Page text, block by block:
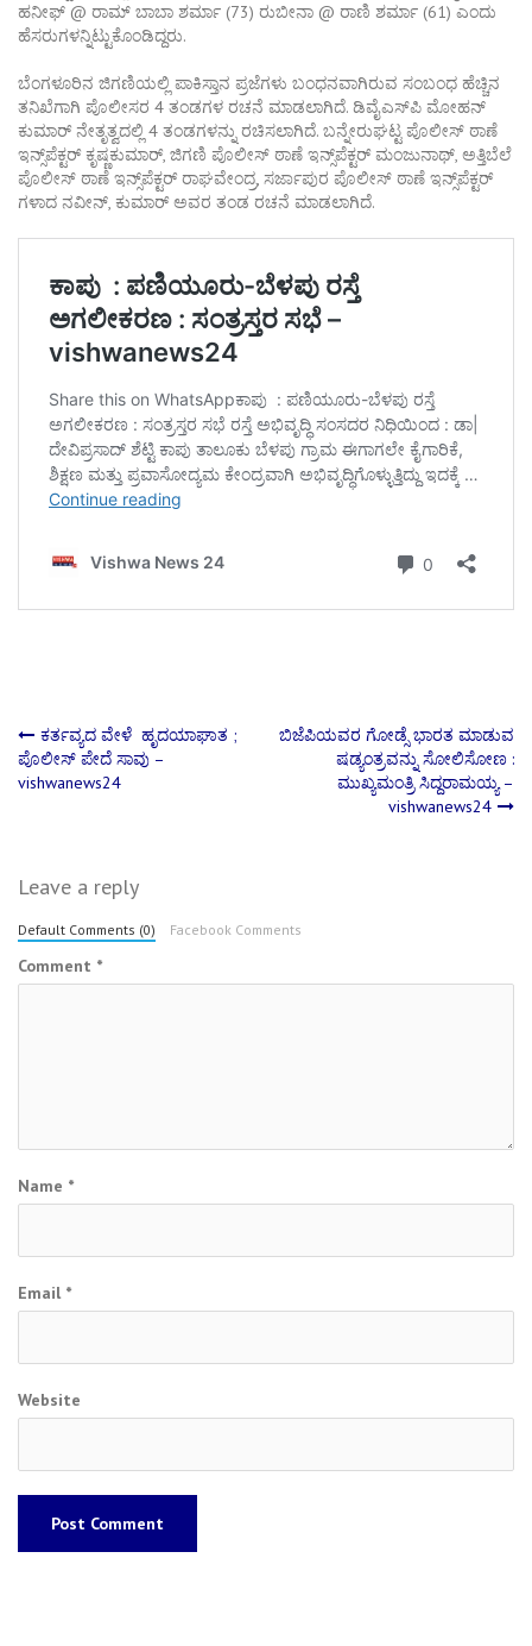
ಹನೀಫ್ @ ರಾಮ್ ಬಾಬಾ ಶರ್ಮಾ (73) ರುಬೀನಾ @ ರಾಣಿ ಶರ್ಮಾ (61) ಎಂದು
ಹೆಸರುಗಳನ್ನಿಟ್ಟುಕೊಂಡಿದ್ದರು.
ಬೆಂಗಳೂರಿನ ಜಿಗಣಿಯಲ್ಲಿ ಪಾಕಿಸ್ತಾನ ಪ್ರಜೆಗಳು ಬಂಧನವಾಗಿರುವ ಸಂಬಂಧ ಹೆಚ್ಚಿನ
ತನಿಖೆಗಾಗಿ ಪೊಲೀಸರ 4 ತಂಡಗಳ ರಚನೆ ಮಾಡಲಾಗಿದೆ. ಡಿವೈಎಸ್​ಪಿ ಮೋಹನ್​
ಕುಮಾರ್ ನೇತೃತ್ವದಲ್ಲಿ 4 ತಂಡಗಳನ್ನು ರಚಿಸಲಾಗಿದೆ. ಬನ್ನೇರುಘಟ್ಟ ಪೊಲೀಸ್ ಠಾಣೆ
ಇನ್ಸ್​​ಪೆಕ್ಟರ್ ಕೃಷ್ಣಕುಮಾರ್, ಜಿಗಣಿ ಪೊಲೀಸ್ ಠಾಣೆ ಇನ್ಸ್​ಪೆಕ್ಟರ್ ಮಂಜುನಾಥ್, ಅತ್ತಿಬೆಲೆ
ಪೊಲೀಸ್ ಠಾಣೆ ಇನ್ಸ್​ಪೆಕ್ಟರ್ ರಾಘವೇಂದ್ರ, ಸರ್ಜಾಪುರ ಪೊಲೀಸ್ ಠಾಣೆ ಇನ್ಸ್​ಪೆಕ್ಟರ್​
ಗಳಾದ ನವೀನ್​, ಕುಮಾರ್ ಅವರ ತಂಡ ರಚನೆ ಮಾಡಲಾಗಿದೆ.
Post
navigation
ಕರ್ತವ್ಯದ ವೇಳೆ ಹೃದಯಾಘಾತ ;
ಪೊಲೀಸ್ ಪೇದೆ ಸಾವು –
vishwanews24
ಬಿಜೆಪಿಯವರ ಗೋಡ್ಸೆ ಭಾರತ ಮಾಡುವ
ಷಡ್ಯಂತ್ರವನ್ನು ಸೋಲಿಸೋಣ :
ಮುಖ್ಯಮಂತ್ರಿ ಸಿದ್ದರಾಮಯ್ಯ –
vishwanews24
Leave a reply
Default Comments (0) Facebook Comments
Comment *
Name *
Email *
Website